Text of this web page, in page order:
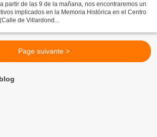
partir de las 9 de la mañana, nos encontraremos un
implicados en la Memoria Histórica en el Centro
de Villardond...
Page suivante >